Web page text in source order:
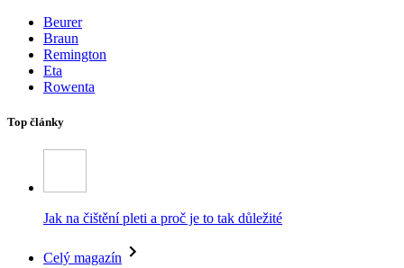
Beurer
Braun
Remington
Eta
Rowenta
Top články
Jak na čištění pleti a proč je to tak důležité
Celý magazín